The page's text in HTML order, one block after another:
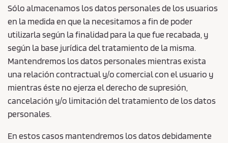
Sólo almacenamos los datos personales de los usuarios
en la medida en que la necesitamos a fin de poder
utilizarla según la finalidad para la que fue recabada, y
según la base jurídica del tratamiento de la misma.
Mantendremos los datos personales mientras exista
una relación contractual y/o comercial con el usuario y
mientras éste no ejerza el derecho de supresión,
cancelación y/o limitación del tratamiento de los datos
personales.
En estos casos mantendremos los datos debidamente